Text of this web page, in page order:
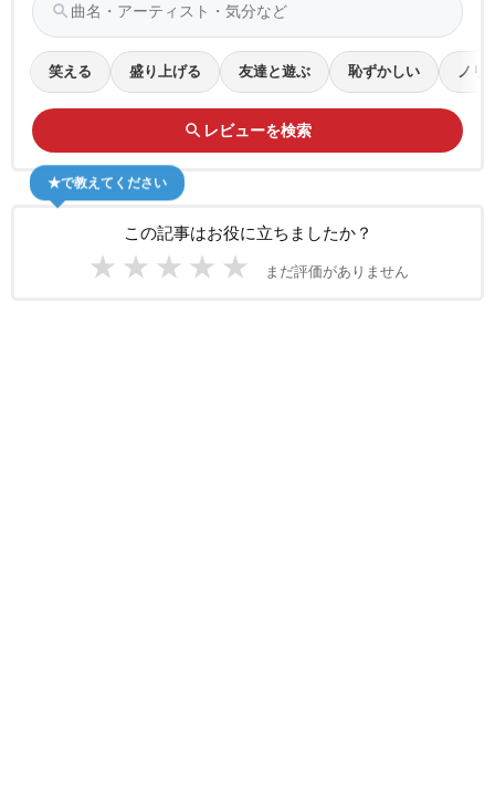
search
笑える 盛り上げる 友達と遊ぶ 恥ずかしい ノリ
search レビューを検索
この記事はお役に立ちましたか？
★ ★ ★ ★ ★ まだ評価がありません
★で教えてください